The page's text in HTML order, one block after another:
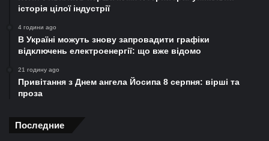
історія цілої індустрії
4 години ago
В Україні можуть знову запровадити графіки
відключень електроенергії: що вже відомо
21 годину ago
Привітання з Днем ангела Йосипа 8 серпня: вірші та
проза
Последние